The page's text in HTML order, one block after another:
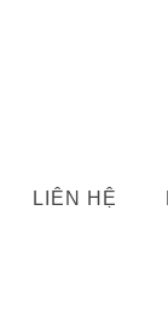
LIÊN HỆ